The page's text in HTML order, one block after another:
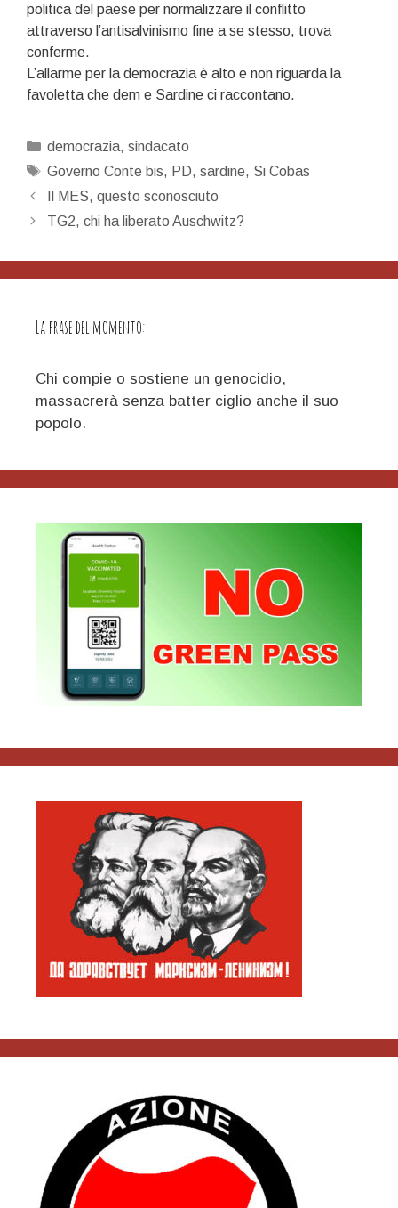
politica del paese per normalizzare il conflitto
attraverso l’antisalvinismo fine a se stesso, trova
conferme.
L’allarme per la democrazia è alto e non riguarda la
favoletta che dem e Sardine ci raccontano.
Categorie
democrazia, sindacato
Tag
Governo Conte bis, PD, sardine, Si Cobas
Navigazione
articolo
Il MES, questo sconosciuto
TG2, chi ha liberato Auschwitz?
La frase del momento:
Chi compie o sostiene un genocidio,
massacrerà senza batter ciglio anche il suo
popolo.